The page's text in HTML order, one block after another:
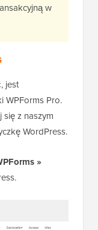
w
jest
WPForms Pro.
z naszym
WordPress.
»